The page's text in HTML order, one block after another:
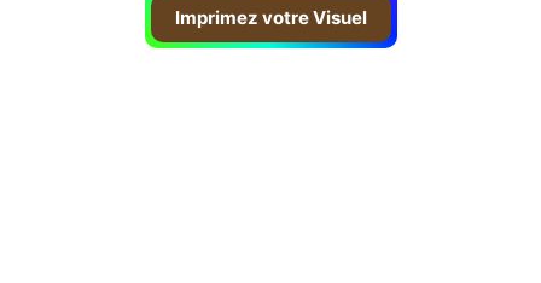
Imprimez votre Visuel